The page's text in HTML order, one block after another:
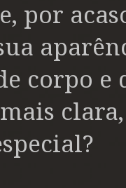
por
corpo e